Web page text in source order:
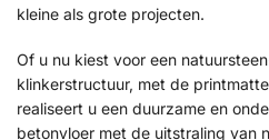
kleine als grote projecten.
Of u nu kiest voor een
klinkerstructuur, met de
realiseert u een duurzame en
betonvloer met de uitstraling van